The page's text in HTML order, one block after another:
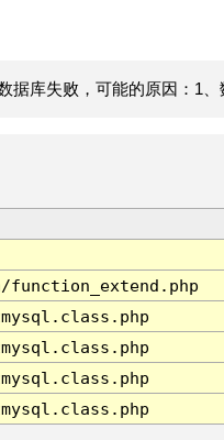
据库失败，可能的原因：1